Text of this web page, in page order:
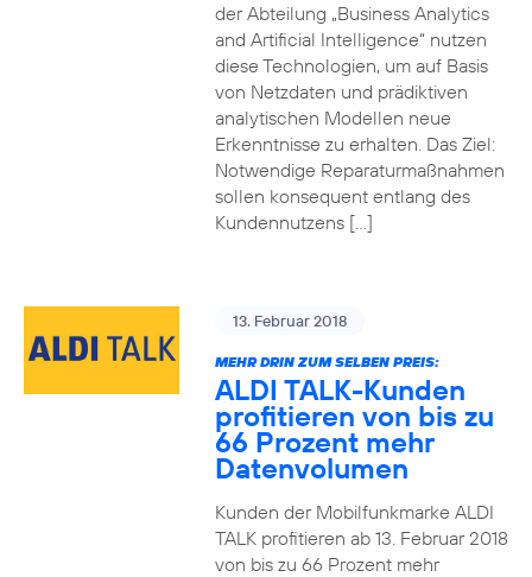
der Abteilung „Business Analytics
and Artificial Intelligence“ nutzen
diese Technologien, um auf Basis
von Netzdaten und prädiktiven
analytischen Modellen neue
Erkenntnisse zu erhalten. Das Ziel:
Notwendige Reparaturmaßnahmen
sollen konsequent entlang des
Kundennutzens […]
13. Februar 2018
MEHR DRIN ZUM SELBEN PREIS:
ALDI TALK-Kunden
profitieren von bis zu
66 Prozent mehr
Datenvolumen
Kunden der Mobilfunkmarke ALDI
TALK profitieren ab 13. Februar 2018
von bis zu 66 Prozent mehr